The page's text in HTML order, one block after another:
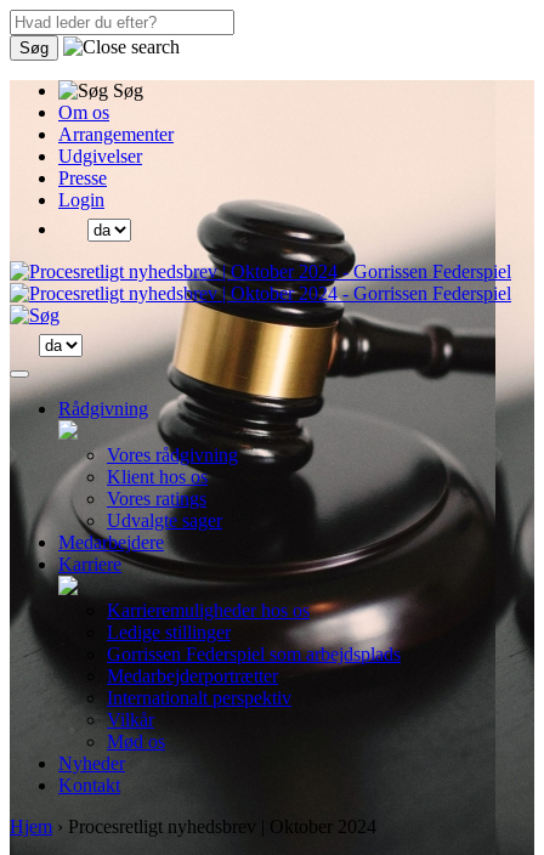
Søg
Søg
Om os
Arrangementer
Udgivelser
Presse
Login
Rådgivning
Vores rådgivning
Klient hos os
Vores ratings
Udvalgte sager
Medarbejdere
Karriere
Karrieremuligheder hos os
Ledige stillinger
Gorrissen Federspiel som arbejdsplads
Medarbejderportrætter
Internationalt perspektiv
Vilkår
Mød os
Nyheder
Kontakt
Hjem › Procesretligt nyhedsbrev | Oktober 2024